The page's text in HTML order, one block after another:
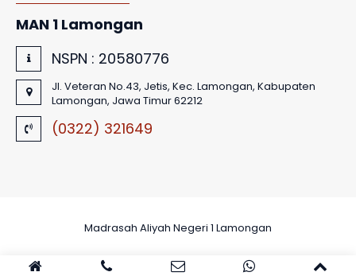
MAN 1 Lamongan
NSPN : 20580776
Jl. Veteran No.43, Jetis, Kec. Lamongan, Kabupaten
Lamongan, Jawa Timur 62212
(0322) 321649
Madrasah Aliyah Negeri 1 Lamongan